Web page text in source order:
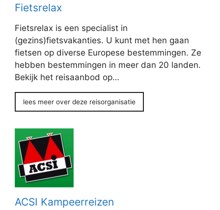
Fietsrelax
Fietsrelax is een specialist in
(gezins)fietsvakanties. U kunt met hen gaan
fietsen op diverse Europese bestemmingen. Ze
hebben bestemmingen in meer dan 20 landen.
Bekijk het reisaanbod op…
lees meer over deze reisorganisatie
ACSI Kampeerreizen